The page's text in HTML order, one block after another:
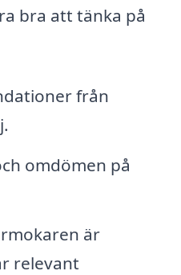
bra att tänka på
från
omdömen på
är
relevant